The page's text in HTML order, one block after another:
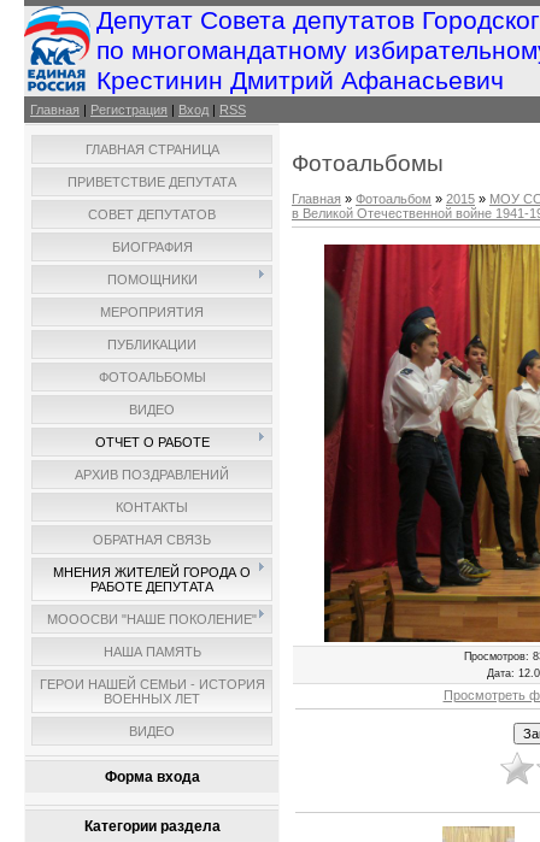
Депутат Совета депутатов
по многомандатному
Крестинин Дмитрий Афанасьевич
Главная | Регистрация | Вход | RSS
ГЛАВНАЯ СТРАНИЦА
ПРИВЕТСТВИЕ ДЕПУТАТА
СОВЕТ ДЕПУТАТОВ
БИОГРАФИЯ
ПОМОЩНИКИ
МЕРОПРИЯТИЯ
ПУБЛИКАЦИИ
ФОТОАЛЬБОМЫ
ВИДЕО
ОТЧЕТ О РАБОТЕ
АРХИВ ПОЗДРАВЛЕНИЙ
КОНТАКТЫ
ОБРАТНАЯ СВЯЗЬ
МНЕНИЯ ЖИТЕЛЕЙ ГОРОДА О
РАБОТЕ ДЕПУТАТА
МОООСВИ "НАШЕ ПОКОЛЕНИЕ"
НАША ПАМЯТЬ
ГЕРОИ НАШЕЙ СЕМЬИ - ИСТОРИЯ
ВОЕННЫХ ЛЕТ
ВИДЕО
Форма входа
Категории раздела
Фотоальбомы
Главная » Фотоальбом » 2015 » МОУ
в Великой Отечественной войне 1941-
Просмотров:
Дата:
Просмотреть